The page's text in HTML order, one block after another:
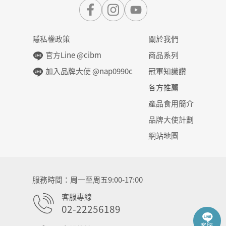
隱私權政策
官方Line @cibm
加入品牌大使 @nap0990c
關於我們
商品系列
冠軍知識讚
各方推薦
產品食用簡介
品牌大使計劃
網站地圖
服務時間
周一至周五9:00-17:00
客服專線
02-22256189